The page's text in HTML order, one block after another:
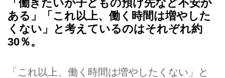
「働きたいが子どもの預け先など不安が
ある」「これ以上、働く時間は増やした
くない」と考えているのはそれぞれ約
30％。
「これ以上、働く時間は増やしたくない」と